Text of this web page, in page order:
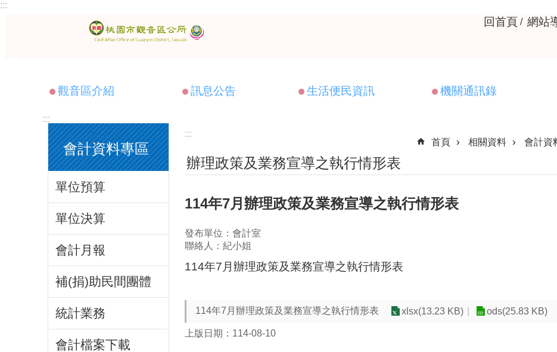
跳到主要內容區塊
:::
回首頁 網站
觀音區介紹 訊息公告 生活便民資訊 機關通訊錄
:::
會計資料專區
單位預算
單位決算
會計月報
補(捐)助民間團體
統計業務
會計檔案下載
:::
首頁
相關資料 會計資
辦理政策及業務宣導之執行情形表
114年7月辦理政策及業務宣導之執行情形表
發布單位：會計室
聯絡人：紀小姐
114年7月辦理政策及業務宣導之執行情形表
114年7月辦理政策及業務宣導之執行情形表 xlsx(13.23 KB) ods(25.83 KB)
上版日期：114-08-10